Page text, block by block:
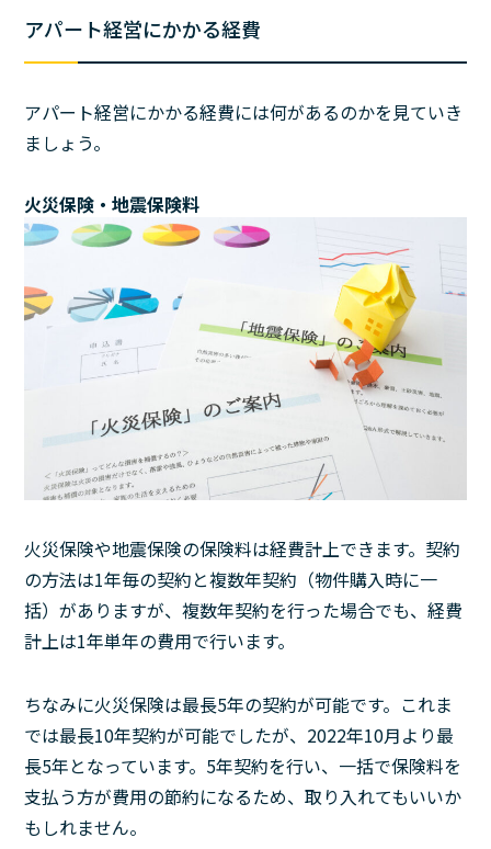
アパート経営にかかる経費
アパート経営にかかる経費には何があるのかを見ていき
ましょう。
火災保険・地震保険料
火災保険や地震保険の保険料は経費計上できます。契約
の方法は1年毎の契約と複数年契約（物件購入時に一
括）がありますが、複数年契約を行った場合でも、経費
計上は1年単年の費用で行います。
ちなみに火災保険は最長5年の契約が可能です。これま
では最長10年契約が可能でしたが、2022年10月より最
長5年となっています。5年契約を行い、一括で保険料を
支払う方が費用の節約になるため、取り入れてもいいか
もしれません。